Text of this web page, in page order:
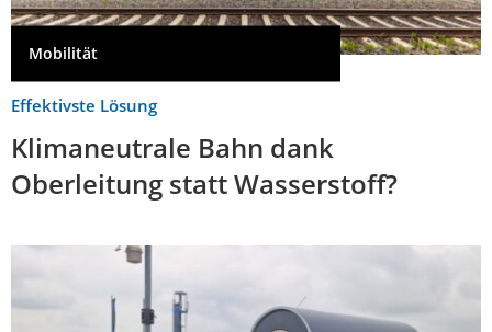
Mobilität
Effektivste Lösung
Klimaneutrale Bahn dank
Oberleitung statt Wasserstoff?